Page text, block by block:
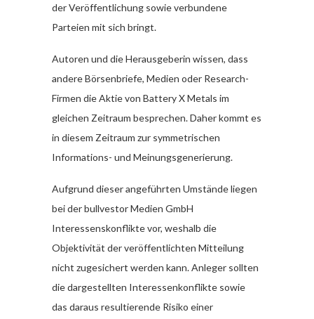
der Veröffentlichung sowie verbundene
Parteien mit sich bringt.
Autoren und die Herausgeberin wissen, dass
andere Börsenbriefe, Medien oder Research-
Firmen die Aktie von Battery X Metals im
gleichen Zeitraum besprechen. Daher kommt es
in diesem Zeitraum zur symmetrischen
Informations- und Meinungsgenerierung.
Aufgrund dieser angeführten Umstände liegen
bei der bullvestor Medien GmbH
Interessenskonflikte vor, weshalb die
Objektivität der veröffentlichten Mitteilung
nicht zugesichert werden kann. Anleger sollten
die dargestellten Interessenkonflikte sowie
das daraus resultierende Risiko einer